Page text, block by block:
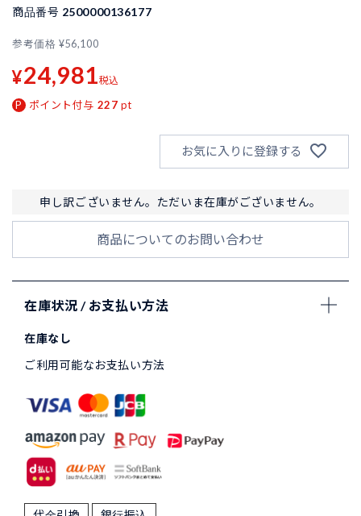
商品番号 2500000136177
参考価格 ¥56,100
¥24,981税込
ポイント付与 227 pt
お気に入りに登録する
申し訳ございません。ただいま在庫がございません。
商品についてのお問い合わせ
在庫状況 / お支払い方法
在庫なし
ご利用可能なお支払い方法